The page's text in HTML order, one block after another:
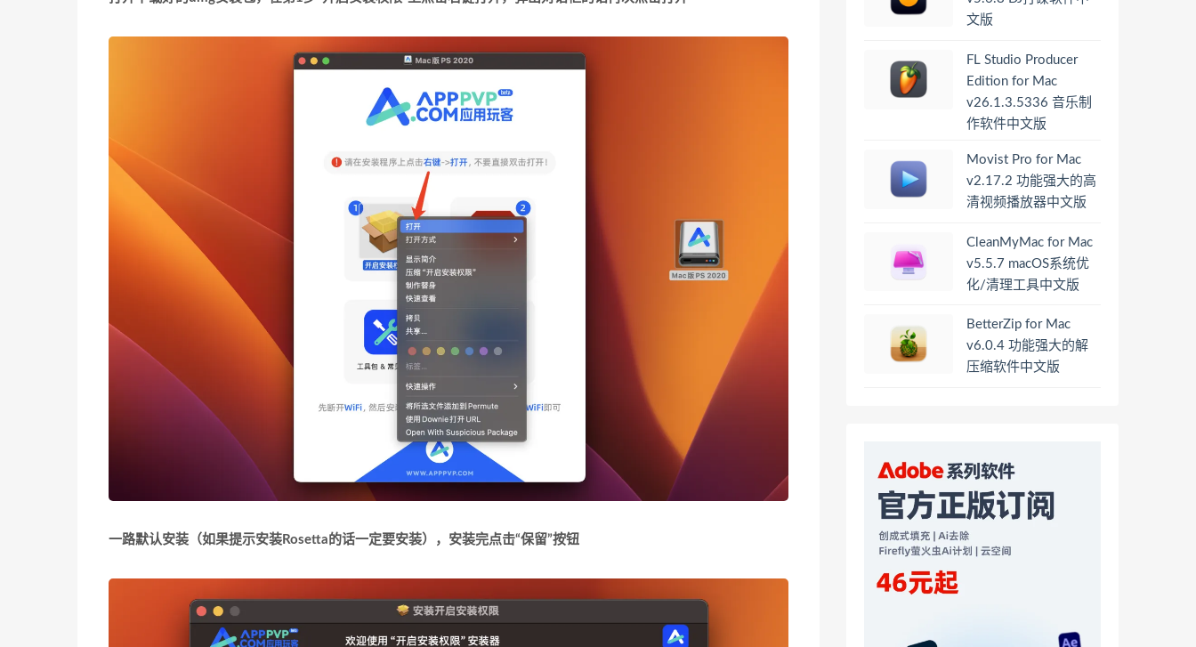
一路默认安装 （如果提示安装Rosetta的话一定要安装） ，安装完点击“保留”按钮
文版
FL Studio Producer
Edition for Mac
v26.1.3.5336 音乐制
作软件中文版
Movist Pro for Mac
v2.17.2 功能强大的高
清视频播放器中文版
CleanMyMac for Mac
v5.5.7 macOS系统优
化/清理工具中文版
BetterZip for Mac
v6.0.4 功能强大的解
压缩软件中文版